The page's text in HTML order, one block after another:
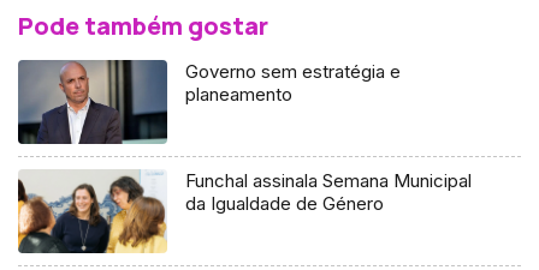
Pode também gostar
Governo sem estratégia e
planeamento
Funchal assinala Semana Municipal
da Igualdade de Género